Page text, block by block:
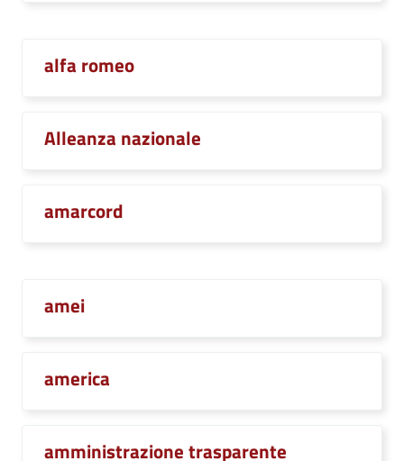
alfa romeo
Alleanza nazionale
amarcord
amei
america
amministrazione trasparente